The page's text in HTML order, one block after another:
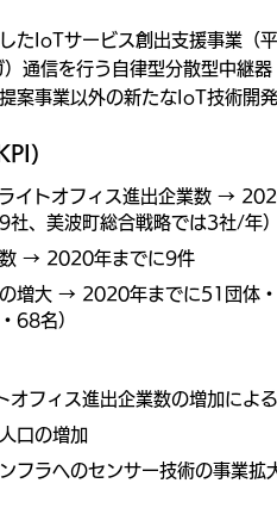
たIoTサービス創出支援事業
通信を行う自律型分散型中継
案事業以外の新たなIoT技術開
）
イトオフィス進出企業数 →
、美波町総合戦略では3社/年）
数 → 2020年までに9件
の増大 → 2020年までに51団体
68名）
オフィス進出企業数の増加によ
口の増加
フラへのセンサー技術の事業拡